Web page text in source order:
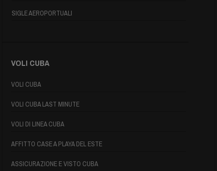
SIGLE AEROPORTUALI
VOLI CUBA
VOLI CUBA
VOLI CUBA LAST MINUTE
VOLI DI LINEA CUBA
AFFITTO CASE A PLAYA DEL ESTE
ASSICURAZIONE E VISTO CUBA